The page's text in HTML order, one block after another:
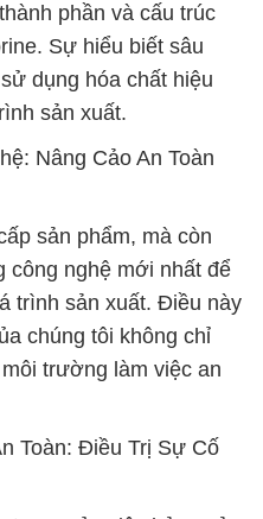
phần và cấu trúc
Sự hiểu biết sâu
dụng hóa chất hiệu
sản xuất.
Nâng Cảo An Toàn
sản phẩm, mà còn
công nghệ mới nhất để
trình sản xuất. Điều này
chúng tôi không chỉ
trường làm việc an
Toàn: Điều Trị Sự Cố